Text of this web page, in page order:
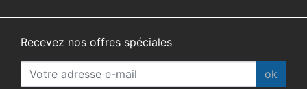
Recevez nos offres spéciales
ok